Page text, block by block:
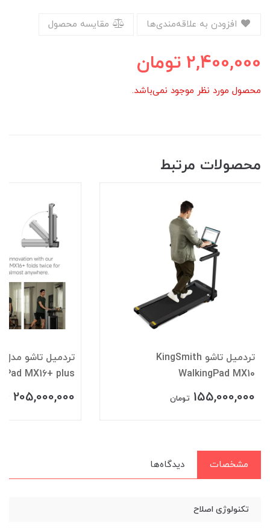
مقایسه محصول
2,400,000 تومان
محصول مورد نظر موجود نمی‌باشد.
محصولات مرتبط
تردمیل تاشو KingSmith
WalkingPad MX10
155,000,000 تومان
MX16+ plus
205,000,000
مشخصات دیدگاه‌ها
تکنولوژی اصلاح